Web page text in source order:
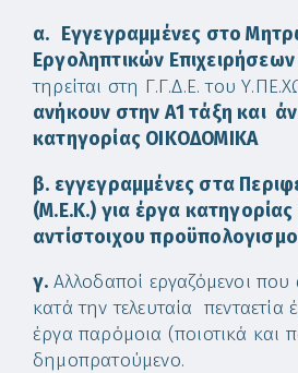
α.
Εγγεγραμμένες στο
Εργοληπτικών Επιχειρήσεων
τηρείται στη Γ.Γ.Δ.Ε. του
ανήκουν στην Α1 τάξη και
κατηγορίας ΟΙΚΟΔΟΜΙΚΑ
β. εγγεγραμμένες στα
(Μ.Ε.Κ.) για έργα κατηγορίας
αντίστοιχου
γ. Αλλοδαποί εργαζόμενοι που
κατά την τελευταία πενταετία
έργα παρόμοια (ποιοτικά και
δημοπρατούμενο.